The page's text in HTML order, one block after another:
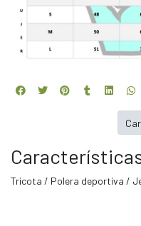
Tricota / Polera deportiva /